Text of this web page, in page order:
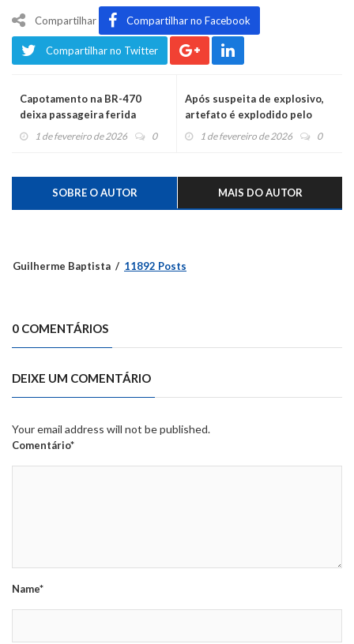
Compartilhar Compartilhar no Facebook
Compartilhar no Twitter
Capotamento na BR-470
deixa passageira ferida
1 de fevereiro de 2026 0
Após suspeita de explosivo,
artefato é explodido pelo
BOPE e ERS-452 foi liberada
1 de fevereiro de 2026 0
SOBRE O AUTOR MAIS DO AUTOR
Guilherme Baptista 11892 Posts
0 COMENTÁRIOS
DEIXE UM COMENTÁRIO
Your email address will not be published.
Comentário*
Name*